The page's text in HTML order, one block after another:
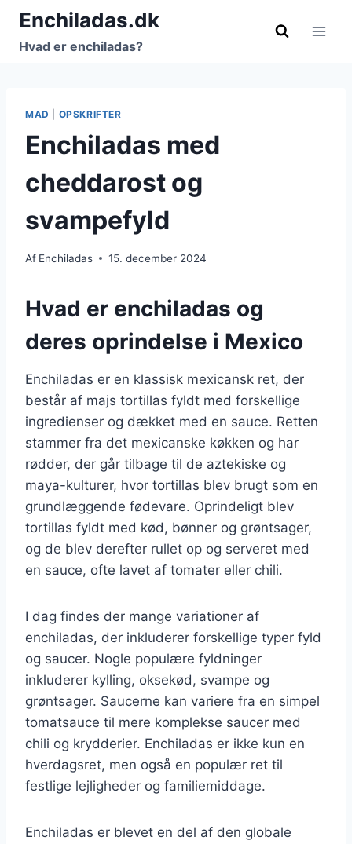
Fortsæt
indhold
Enchiladas.dk
Hvad er enchiladas?
MAD OPSKRIFTER
Enchiladas med
cheddarost og
svampefyld
Af Enchiladas 15. december 2024
Hvad er enchiladas og
deres oprindelse i Mexico
Enchiladas er en klassisk mexicansk ret, der
består af majs tortillas fyldt med forskellige
ingredienser og dækket med en sauce. Retten
stammer fra det mexicanske køkken og har
rødder, der går tilbage til de aztekiske og
maya-kulturer, hvor tortillas blev brugt som en
grundlæggende fødevare. Oprindeligt blev
tortillas fyldt med kød, bønner og grøntsager,
og de blev derefter rullet op og serveret med
en sauce, ofte lavet af tomater eller chili.
I dag findes der mange variationer af
enchiladas, der inkluderer forskellige typer fyld
og saucer. Nogle populære fyldninger
inkluderer kylling, oksekød, svampe og
grøntsager. Saucerne kan variere fra en simpel
tomatsauce til mere komplekse saucer med
chili og krydderier. Enchiladas er ikke kun en
hverdagsret, men også en populær ret til
festlige lejligheder og familiemiddage.
Enchiladas er blevet en del af den globale